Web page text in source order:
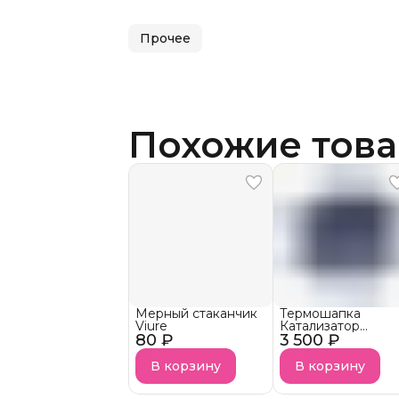
Прочее
Похожие
80 ₽
Мерный стаканчик
Viure
В корзину
3 500 ₽
Термошапка
Катализатор
Prodiva
В корзину